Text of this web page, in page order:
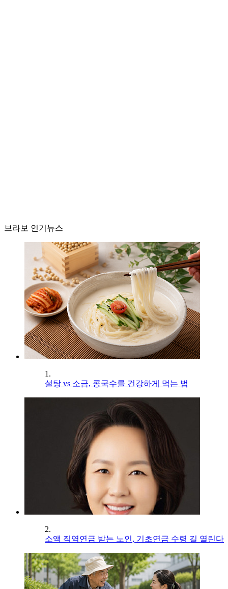
브라보 인기뉴스
1.
설탕 vs 소금, 콩국수를 건강하게 먹는 법
2.
소액 직역연금 받는 노인, 기초연금 수령 길 열린다